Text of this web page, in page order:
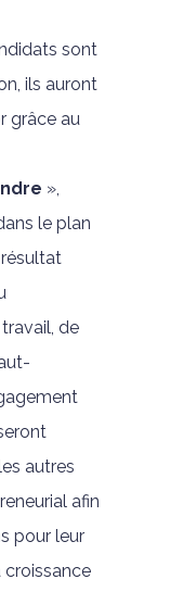
sont
ils auront
grâce au
»,
le plan
résultat
de
autres
afin
pour leur